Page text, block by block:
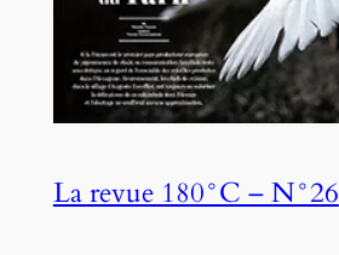
La revue 180°C – N°26